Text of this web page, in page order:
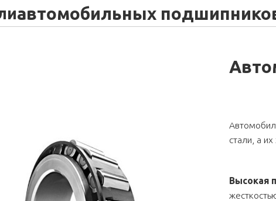
автомобильных
стали, а
Высокая